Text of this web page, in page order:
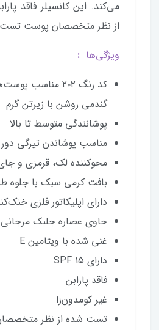
می‌کند. این کانسیلر فاقد
از نظر متخصصان پوست
ویژگی‌ها :
کد رنگ ۲۰۲ مناسب
گندمی روشن با زیرتن گرم
پوشانندگی متوسط تا بالا
مناسب پوشاندن تیرگی
محوکننده لک، قرمزی و
بافت کرمی سبک با جلوه
دارای اپلیکاتور فلزی
حاوی عصاره جلبک مرجانی
غنی شده با ویتامین E
دارای SPF 15
فاقد پارابن
غیر کومدون‌زا
تست شده از نظر